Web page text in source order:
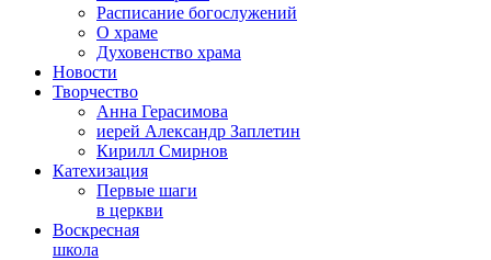
Расписание богослужений
О храме
Духовенство храма
Новости
Творчество
Анна Герасимова
иерей Александр Заплетин
Кирилл Смирнов
Катехизация
Первые шаги
в церкви
Воскресная
школа